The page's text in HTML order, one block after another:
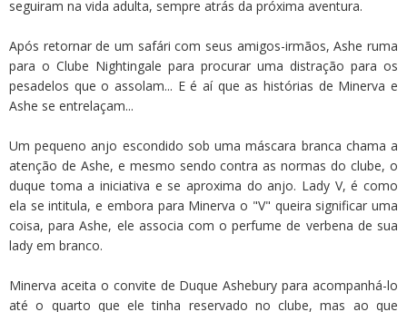
seguiram na vida adulta, sempre atrás da próxima aventura.
Após retornar de um safári com seus amigos-irmãos, Ashe ruma
para o Clube Nightingale para procurar uma distração para os
pesadelos que o assolam... E é aí que as histórias de Minerva e
Ashe se entrelaçam...
Um pequeno anjo escondido sob uma máscara branca chama a
atenção de Ashe, e mesmo sendo contra as normas do clube, o
duque toma a iniciativa e se aproxima do anjo. Lady V, é como
ela se intitula, e embora para Minerva o "V" queira significar uma
coisa, para Ashe, ele associa com o perfume de verbena de sua
lady em branco.
Minerva aceita o convite de Duque Ashebury para acompanhá-lo
até o quarto que ele tinha reservado no clube, mas ao que